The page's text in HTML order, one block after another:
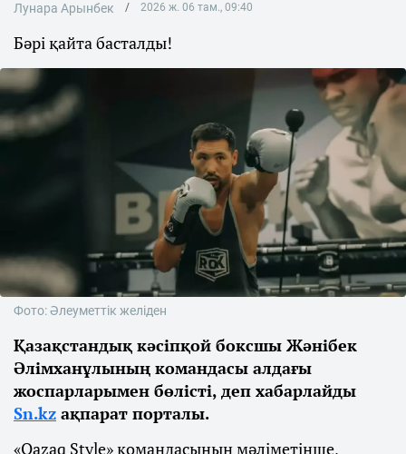
Лунара Арынбек 2026 ж. 06 там., 09:40
Бәрі қайта басталды!
Фото: Әлеуметтік желіден
Қазақстандық кәсіпқой боксшы Жәнібек
Әлімханұлының командасы алдағы
жоспарларымен бөлісті, деп хабарлайды
Sn.kz ақпарат порталы.
«Qazaq Style» командасының мәліметінше,